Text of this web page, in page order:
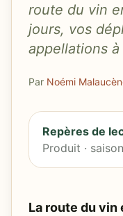
route du vin
jours, vos
appellations à
Par Noémi
Repères de
Produit ·
La route du vin